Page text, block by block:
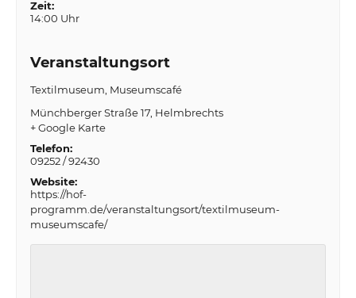
Zeit:
14:00 Uhr
Veranstaltungsort
Textilmuseum, Museumscafé
Münchberger Straße 17 Helmbrechts
+ Google Karte
Telefon:
09252 / 92430
Website:
https://hof-
programm.de/veranstaltungsort/textilmuseum-
museumscafe/